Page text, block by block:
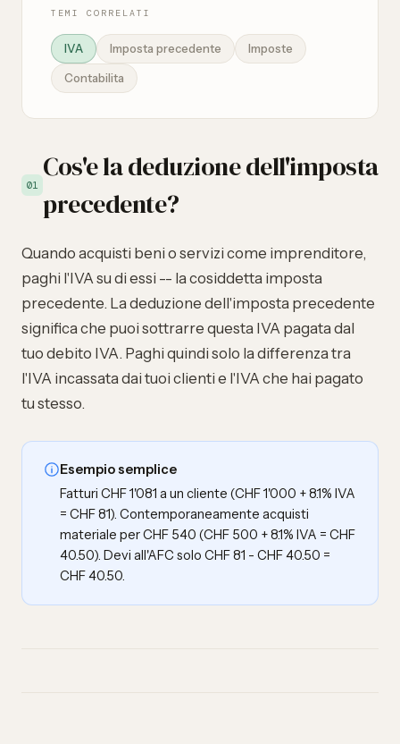
TEMI CORRELATI
IVA Imposta precedente Imposte
Contabilita
01
Cos'e la deduzione dell'imposta
precedente?
Quando acquisti beni o servizi come imprenditore,
paghi l'IVA su di essi -- la cosiddetta imposta
precedente. La deduzione dell'imposta precedente
significa che puoi sottrarre questa IVA pagata dal
tuo debito IVA. Paghi quindi solo la differenza tra
l'IVA incassata dai tuoi clienti e l'IVA che hai pagato
tu stesso.
Esempio semplice
Fatturi CHF 1'081 a un cliente (CHF 1'000 + 8.1% IVA
= CHF 81). Contemporaneamente acquisti
materiale per CHF 540 (CHF 500 + 8.1% IVA = CHF
40.50). Devi all'AFC solo CHF 81 - CHF 40.50 =
CHF 40.50.